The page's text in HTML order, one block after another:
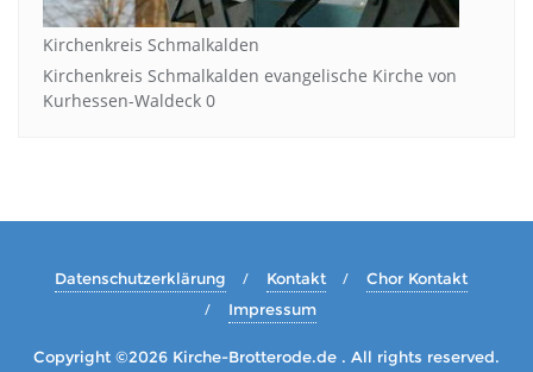
Kirchenkreis Schmalkalden
Kirchenkreis Schmalkalden evangelische Kirche von
Kurhessen-Waldeck 0
Datenschutzerklärung Kontakt
Chor Kontakt
Impressum
Copyright ©2026 Kirche-Brotterode.de . All rights reserved.